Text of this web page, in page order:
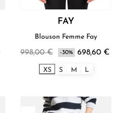
FAY
Blouson Femme Fay
998,00 € -30% 698,60 €
XS S M L